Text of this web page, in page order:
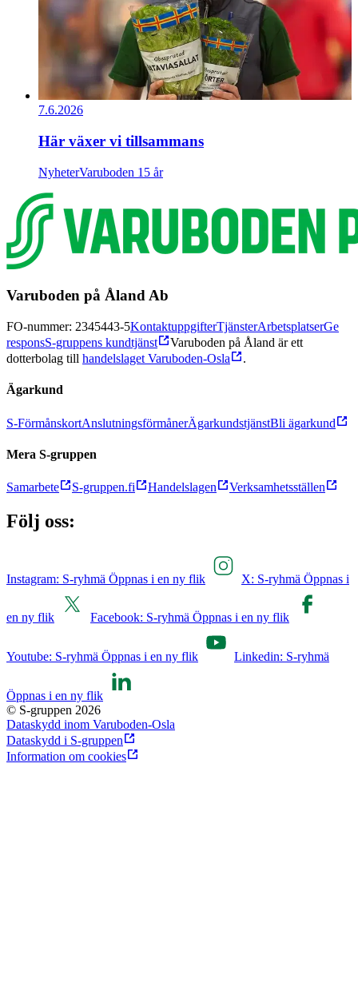
7.6.2026
Här växer vi tillsammans
NyheterVaruboden 15 år
Varuboden på Åland Ab
FO-nummer: 2345443-5KontaktuppgifterTjänsterArbetsplatserGe
responsS-gruppens kundtjänst
Varuboden på Åland är ett
dotterbolag till handelslaget Varuboden-Osla .
Ägarkund
S-FörmånskortAnslutningsförmånerÄgarkundstjänstBli ägarkund
Mera S-gruppen
Samarbete S-gruppen.fi Handelslagen Verksamhetsställen
Följ oss:
Instagram: S-ryhmä Öppnas i en ny flik X: S-ryhmä Öppnas i
en ny flik Facebook: S-ryhmä Öppnas i en ny flik
Youtube: S-ryhmä Öppnas i en ny flik Linkedin: S-ryhmä
Öppnas i en ny flik
© S-gruppen 2026
Dataskydd inom Varuboden-Osla
Dataskydd i S-gruppen
Information om cookies